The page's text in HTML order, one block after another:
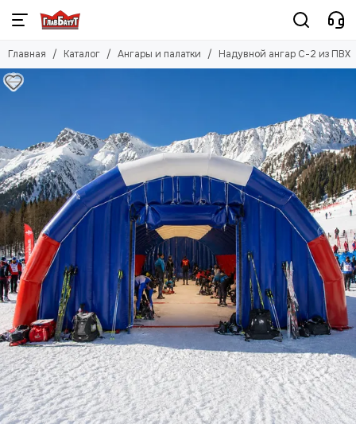
Главная Каталог Ангары и палатки Надувной ангар С-2 из ПВХ